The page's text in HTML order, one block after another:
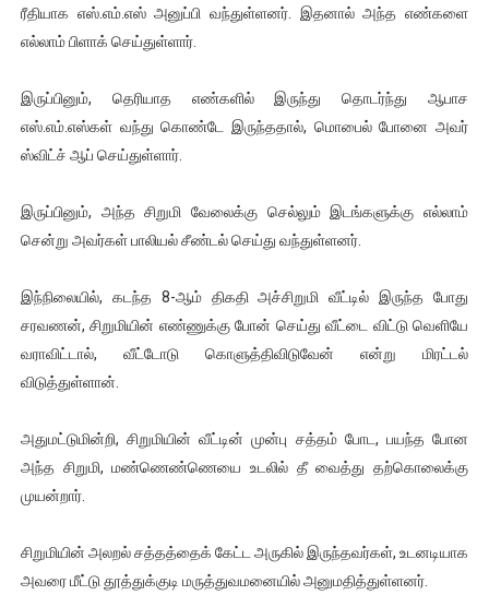
வலிமை தான் அஜித் திரைப்பயணத்திலே அதிக காலெக்ஷன் செய்த
ரீதியாக எஸ்.எம்.எஸ் அனுப்பி வந்துள்ளனர். இதனால் அந்த எண்களை
எல்லாம் பிளாக் செய்துள்ளார்.
இருப்பினும், தெரியாத எண்களில் இருந்து தொடர்ந்து ஆபாச
எஸ்.எம்.எஸ்கள் வந்து கொண்டே இருந்ததால், மொபைல் போனை அவர்
ஸ்விட்ச் ஆப் செய்துள்ளார்.
இருப்பினும், அந்த சிறுமி வேலைக்கு செல்லும் இடங்களுக்கு எல்லாம்
சென்று அவர்கள் பாலியல் சீண்டல் செய்து வந்துள்ளனர்.
இந்நிலையில், கடந்த 8-ஆம் திகதி அச்சிறுமி வீட்டில் இருந்த போது
சரவணன், சிறுமியின் எண்ணுக்கு போன் செய்து வீட்டை விட்டு வெளியே
வராவிட்டால், வீட்டோடு கொளுத்திவிடுவேன் என்று மிரட்டல்
விடுத்துள்ளான்.
அதுமட்டுமின்றி, சிறுமியின் வீட்டின் முன்பு சத்தம் போட, பயந்த போன
அந்த சிறுமி, மண்ணெண்ணெயை உடலில் தீ வைத்து தற்கொலைக்கு
முயன்றார்.
சிறுமியின் அலறல் சத்தத்தைக் கேட்ட அருகில் இருந்தவர்கள், உடனடியாக
அவரை மீட்டு தூத்துக்குடி மருத்துவமனையில் அனுமதித்துள்ளனர்.